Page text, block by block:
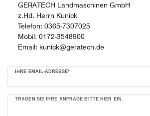
GERATECH Landmaschinen GmbH
z.Hd. Herrn Kunick
Telefon: 0365-7307025
Mobil: 0172-3548900
Email: kunick@geratech.de
IHRE EMAIL-ADRESSE*
TRAGEN SIE IHRE ANFRAGE BITTE HIER EIN.
Ceres::Template.mailFormHoneypotLabel